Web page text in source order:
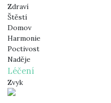
Zdraví
Štěstí
Domov
Harmonie
Poctivost
Naděje
Léčení
Zvyk